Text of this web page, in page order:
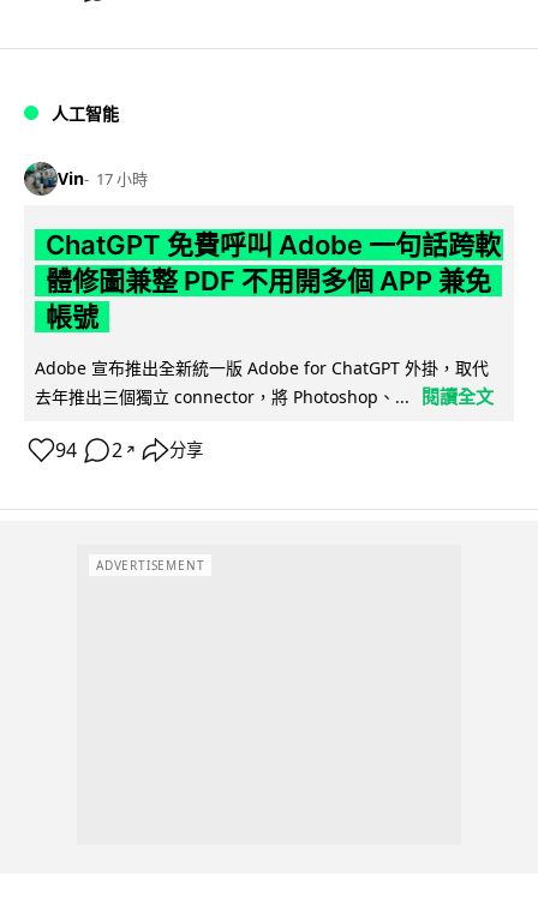
人工智能
Vin 17 小時
ChatGPT 免費呼叫 Adobe 一句話跨軟
體修圖兼整 PDF 不用開多個 APP 兼免
帳號
Adobe 宣布推出全新統一版 Adobe for ChatGPT 外掛，取代
去年推出三個獨立 connector，將 Photoshop、...
閱讀全文
94 2 ↗ 分享
ADVERTISEMENT